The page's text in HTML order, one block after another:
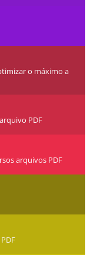
o máximo a
PDF
arquivos PDF